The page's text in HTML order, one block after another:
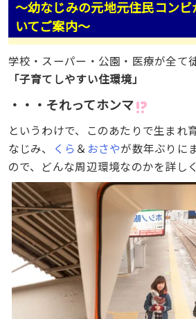
〜幼なじみの元地元住民コン
いてご案内〜
学校・スーパー・公園・医療が全て
「子育てしやすい住環境」
・・・それってホンマ
というわけで、このあたりで生まれ
なじみ、
くら ＆ おさやが数年ぶりに
ので、どんな周辺環境なのかを詳し